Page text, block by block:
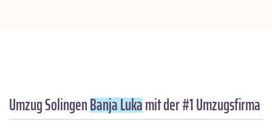
Umzug SolingenBanja Lukamit der #1 Umzugsfirma